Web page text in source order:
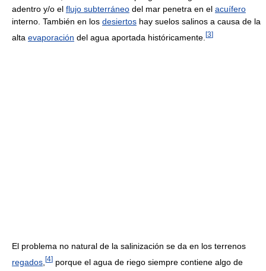
adentro y/o el flujo subterráneo del mar penetra en el acuífero
interno. También en los desiertos hay suelos salinos a causa de la
alta evaporación del agua aportada históricamente. [3]
El problema no natural de la salinización se da en los terrenos
regados [4] porque el agua de riego siempre contiene algo de